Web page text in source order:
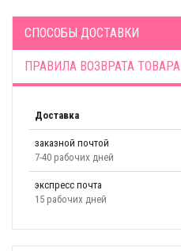
СПОСОБЫ ДОСТАВКИ
ПРАВИЛА ВОЗВРАТА ТОВАРА
Доставка
заказной почтой
7-40 рабочих дней
экспресс почта
15 рабочих дней